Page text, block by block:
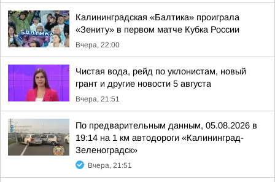
Калининградская «Балтика» проиграла
«Зениту» в первом матче Кубка России
Вчера, 22:00
Чистая вода, рейд по уклонистам, новый
грант и другие новости 5 августа
Вчера, 21:51
По предварительным данным, 05.08.2026 в
19:14 на 1 км автодороги «Калининград-
Зеленоградск»
Вчера, 21:51